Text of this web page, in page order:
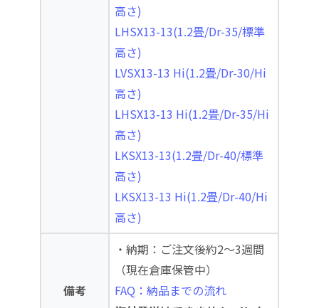
高さ)
LHSX13-13(1.2畳/Dr-35/標準
高さ)
LVSX13-13 Hi(1.2畳/Dr-30/Hi
高さ)
LHSX13-13 Hi(1.2畳/Dr-35/Hi
高さ)
LKSX13-13(1.2畳/Dr-40/標準
高さ)
LKSX13-13 Hi(1.2畳/Dr-40/Hi
高さ)
備考
・納期：ご注文後約2～3週間
（現在倉庫保管中）
FAQ：納品までの流れ